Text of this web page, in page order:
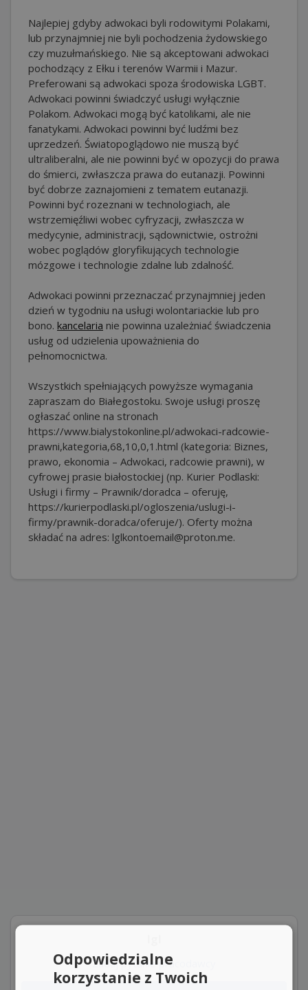
Najlepiej gdyby adwokaci byli rodowitymi Polakami,
lub przynajmniej nie byli pochodzenia żydowskiego
czy muzułmańskiego. Nie są akceptowani adwokaci
pochodzący z Ełku i terenów Warmii i Mazur.
Preferowani są adwokaci spoza środowiska LGBT.
Adwokaci powinni świadczyć usługi wyłącznie
Polakom. Adwokaci mogą być katolikami, ale nie
fanatykami. Adwokaci powinni być ludźmi bez
uprzedzeń. Światopoglądowo nie muszą być
ultraliberalni, ale nie powinni być w opozycji do prawa
do śmierci, zwłaszcza prawa do eutanazji. Powinni
być dobrze zaznajomieni z tematem eutanazji.
Powinni być rozeznani w technologiach, ale
wstrzemięźliwi wobec cyfryzacji, zwłaszcza w
medycynie, administracji, sądownictwie, ostrożni
wobec poglądów gloryfikujących technologie
mózgowe i technologie zdalne lub zdalność.
Adwokaci powinni przeznaczać przynajmniej jeden
dzień w tygodniu na usługi wolontariackie lub pro
bono. kancelaria nie powinna uzależniać świadczenia
usług od udzielenia upoważnienia do
pełnomocnictwa.
Wszystkich spełniających powyższe wymagania
zapraszam do Białegostoku. Swoje usługi proszę
ogłaszać online na stronach
https://www.bialystokonline.pl/adwokaci-radcowie-
prawni,kategoria,68,10,0,1.html (kategoria: Biznes,
prawo, ekonomia – Adwokaci, radcowie prawni), w
cyfrowej prasie białostockiej (np. Kurier Podlaski:
Usługi i firmy – Prawnik/doradca – oferuję,
https://kurierpodlaski.pl/ogloszenia/uslugi-i-
firmy/prawnik-doradca/oferuje/). Oferty można
składać na adres: lglkontoemail@proton.me.
Zadaj pytanie pracodawcy
Odpowiedzialne
korzystanie z Twoich